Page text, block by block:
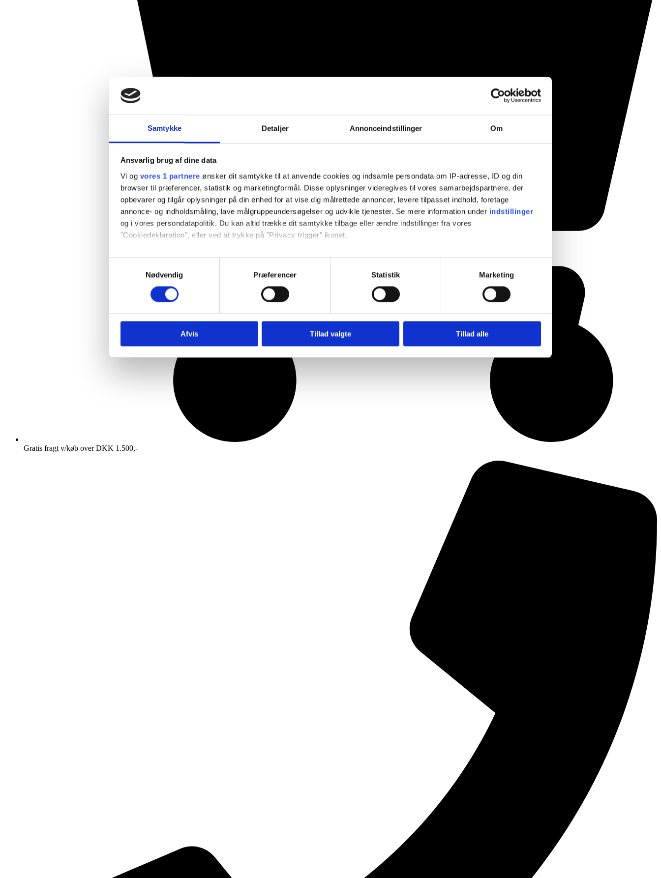
Samtykke Detaljer Annonceindstillinger Om
Ansvarlig brug af dine data
Vi og vores 1 partnere ønsker dit samtykke til at anvende cookies og indsamle persondata om IP-adresse, ID og din
browser til præferencer, statistik og marketingformål. Disse oplysninger videregives til vores samarbejdspartnere, der
opbevarer og tilgår oplysninger på din enhed for at vise dig målrettede annoncer, levere tilpasset indhold, foretage
annonce- og indholdsmåling, lave målgruppeundersøgelser og udvikle tjenester. Se mere information under indstillinger
og i vores persondatapolitik. Du kan altid trække dit samtykke tilbage eller ændre indstillinger fra vores
"Cookiedeklaration", eller ved at trykke på "Privacy trigger" ikonet.
Dine valg anvendes på hele websitet.
Vi bruger cookies til at tilpasse vores indhold og annoncer, til at vise dig funktioner til sociale medier og til at analysere
vores trafik. Vi deler også oplysninger om din brug af vores hjemmeside med vores partnere inden for sociale medier,
Nødvendig
Præferencer Statistik Marketing
Afvis Tillad valgte Tillad alle
Gratis fragt v/køb over DKK 1.500,-